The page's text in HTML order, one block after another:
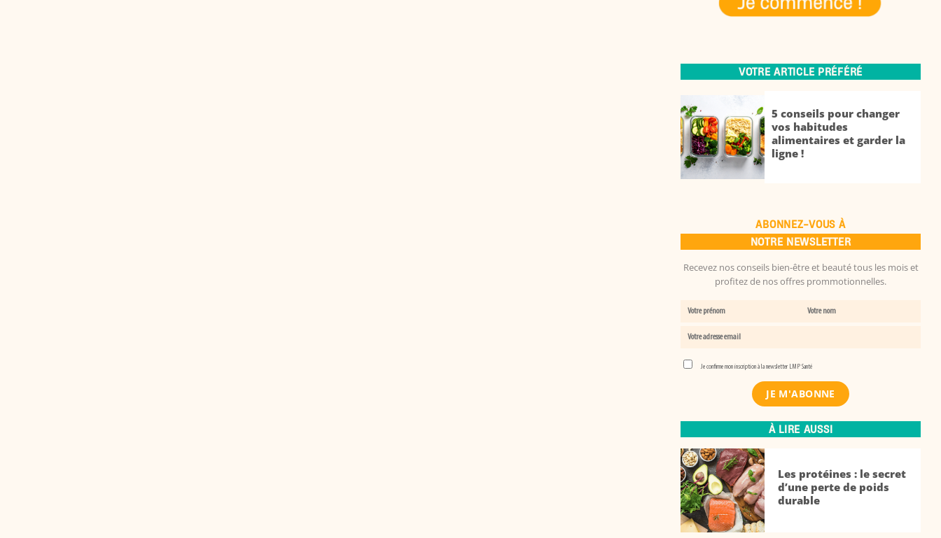
VOTRE ARTICLE PRÉFÉRÉ
5 conseils pour changer
vos habitudes
alimentaires et garder la
ligne !
ABONNEZ-VOUS À
NOTRE NEWSLETTER
Recevez nos conseils bien-être et beauté tous les mois et
profitez de nos offres prommotionnelles.
Je confirme mon inscription à la newsletter LMP Santé
À LIRE AUSSI
Les protéines : le secret
d’une perte de poids
durable